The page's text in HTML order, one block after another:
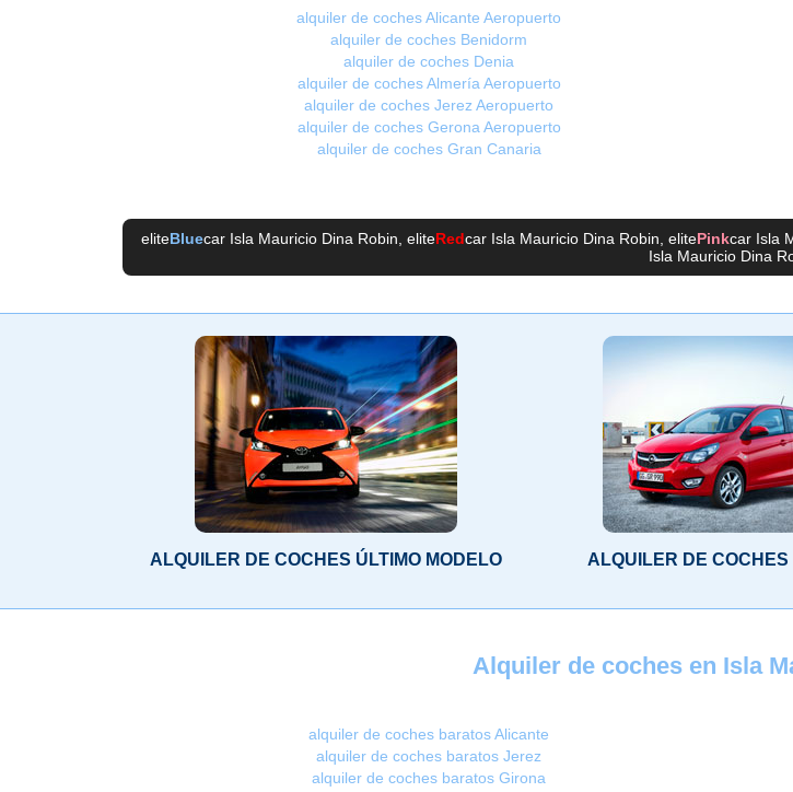
alquiler de coches Alicante Aeropuerto
alquiler de coches Benidorm
alquiler de coches Denia
alquiler de coches Almería Aeropuerto
alquiler de coches Jerez Aeropuerto
alquiler de coches Gerona Aeropuerto
alquiler de coches Gran Canaria
eliteBluecar Isla Mauricio Dina Robin , eliteRedcar Isla Mauricio Dina Robin , elitePinkcar Isla
Isla Mauricio Dina
ALQUILER DE COCHES ÚLTIMO MODELO ALQUILER DE
Alquiler de coches en Isla
alquiler de coches baratos Alicante
alquiler de coches baratos Jerez
alquiler de coches baratos Girona